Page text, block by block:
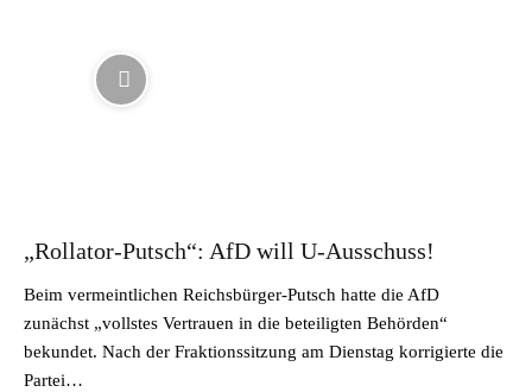
„Rollator-Putsch“: AfD will U-Ausschuss!
Beim vermeintlichen Reichsbürger-Putsch hatte die AfD
zunächst „vollstes Vertrauen in die beteiligten Behörden“
bekundet. Nach der Fraktionssitzung am Dienstag korrigierte die
Partei…